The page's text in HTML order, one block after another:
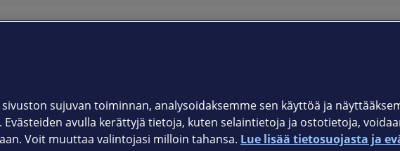
Elisa sijoituskohteena
Tuloskeskus
Pörssitiedotteet
Ethics and
Raportointi ja
sujuvan toiminnan, analysoidaksemme sen käyttöä ja
avulla kerättyjä tietoja, kuten selaintietoja ja ostotietoja,
Voit muuttaa valintojasi milloin tahansa. Lue lisää tietosuojasta ja